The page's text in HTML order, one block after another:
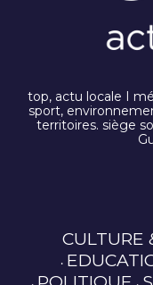
top, actu locale I
sport,
territoires. siège
CULTURE